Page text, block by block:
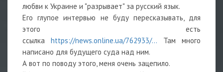
любви к Украине и "разрывает" за русский язык.
Его глупое интервью не буду пересказывать, для
этого есть
ссылкаhttps://news.online.ua/762933/... Там много
написано для будущего суда над ним.
А вот по поводу этого, меня очень зацепило.